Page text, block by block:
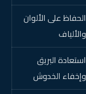
الحفاظ على الألوان
والألياف
استعادة البريق
وإخفاء الخدوش